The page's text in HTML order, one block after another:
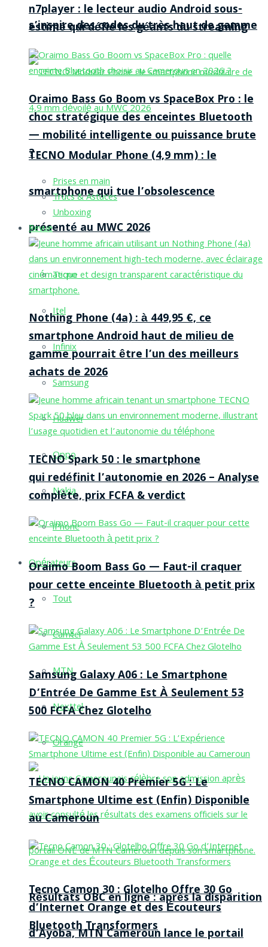
s’inspire des codes du très haut de gamme
TECNO Modular Phone (4,9 mm) : le
smartphone qui tue l’obsolescence
présenté au MWC 2026
Tecno
Itel
Infinix
Samsung
Huawei
Oppo
Nokia
iPhone
Opérateurs
Tout
Camtel
MTN
Nexttel
Orange
Résultats OBC en ligne : après la disparition
d’Ayoba, MTN Cameroun lance le portail
n7player : le lecteur audio Android sous-
estimé qui défie les géants du streaming
Oraimo Bass Go Boom vs SpaceBox Pro : le
choc stratégique des enceintes Bluetooth
— mobilité intelligente ou puissance brute
?
Prises en main
Trucs & Astuces
Unboxing
Revue
Nothing Phone (4a) : à 449,95 €, ce
smartphone Android haut de milieu de
gamme pourrait être l’un des meilleurs
achats de 2026
TECNO Spark 50 : le smartphone
qui redéfinit l’autonomie en 2026 – Analyse
complète, prix FCFA & verdict
Oraimo Boom Bass Go — Faut-il craquer
pour cette enceinte Bluetooth à petit prix
?
Samsung Galaxy A06 : Le Smartphone
D’Entrée De Gamme Est À Seulement 53
500 FCFA Chez Glotelho
TECNO CAMON 40 Premier 5G : Le
Smartphone Ultime est (Enfin) Disponible
au Cameroun
Tecno Camon 30 : Glotelho Offre 30 Go
d’Internet Orange et des Écouteurs
Bluetooth Transformers